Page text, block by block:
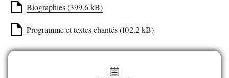
Biographies (399.6 kB)
Programme et textes chantés (102.2 kB)